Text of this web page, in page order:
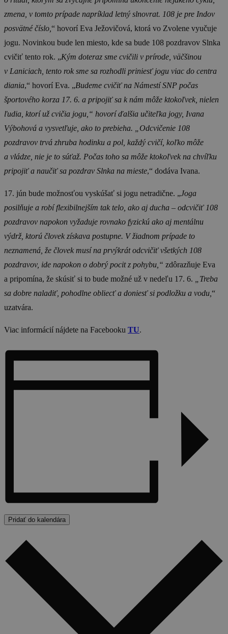
zmena, v tomto prípade napríklad letný slnovrat. 108 je pre Indov
posvätné číslo, “ hovorí Eva Ježovičová, ktorá vo Zvolene vyučuje
jogu. Novinkou bude len miesto, kde sa bude 108 pozdravov Slnka
cvičiť tento rok. „Kým doteraz sme cvičili v prírode, väčšinou
v Laniciach, tento rok sme sa rozhodli priniesť jogu viac do centra
diania,“ hovorí Eva. „Budeme cvičiť na Námestí SNP počas
športového korza 17. 6. a pripojiť sa k nám môže ktokoľvek, nielen
ľudia, ktorí už cvičia jogu,“ hovorí ďalšia učiteľka jogy, Ivana
Výbohová a vysvetľuje, ako to prebieha. „Odcvičenie 108
pozdravov trvá zhruba hodinku a pol, každý cvičí, koľko môže
a vládze, nie je to súťaž. Počas toho sa môže ktokoľvek na chvíľku
pripojiť a naučiť sa pozdrav Slnka na mieste,“ dodáva Ivana.
17. jún bude možnosťou vyskúšať si jogu netradične. „Joga
posilňuje a robí flexibilnejším tak telo, ako aj ducha – odcvičiť 108
pozdravov napokon vyžaduje rovnako fyzickú ako aj mentálnu
výdrž, ktorú človek získava postupne. V žiadnom prípade to
neznamená, že človek musí na prvýkrát odcvičiť všetkých 108
pozdravov, ide napokon o dobrý pocit z pohybu,“ zdôrazňuje Eva
a pripomína, že skúsiť si to bude možné už v nedeľu 17. 6.
„Treba
sa dobre naladiť, pohodlne obliecť a doniesť si podložku a vodu, “
uzatvára.
Viac informácií nájdete na Facebooku TU.
Pridať do kalendára